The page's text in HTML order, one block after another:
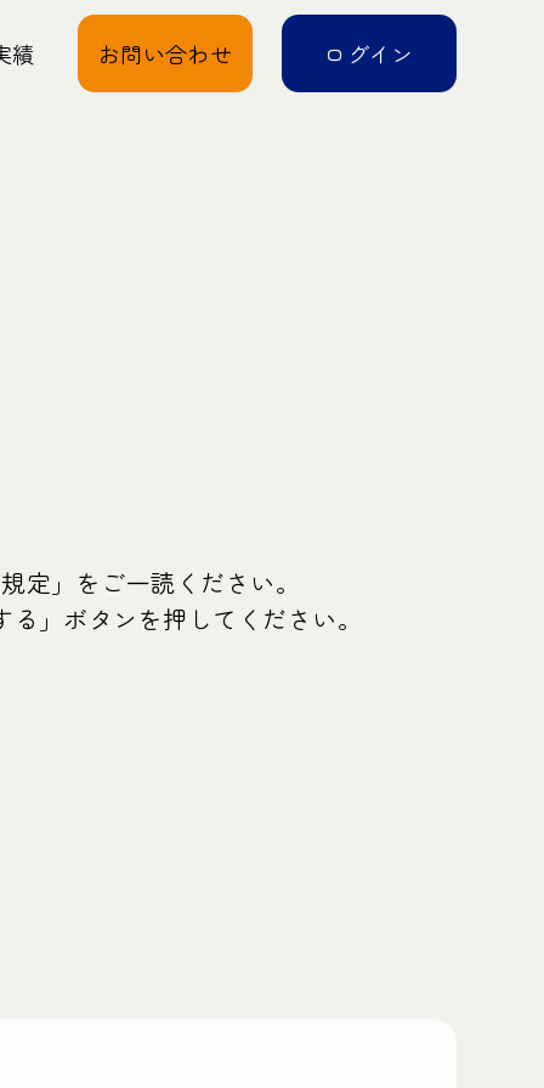
績 お問い合わせ ログイン
定」をご一読ください。
」ボタンを押してください。